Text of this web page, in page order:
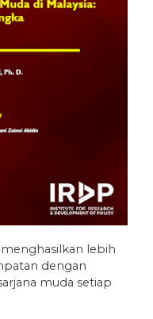
lebih
dengan
muda setiap